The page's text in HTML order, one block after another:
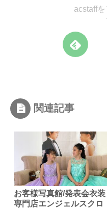
acstaff
関連記事
お客様写真館/発表会衣装
専門店エンジェルスクロ